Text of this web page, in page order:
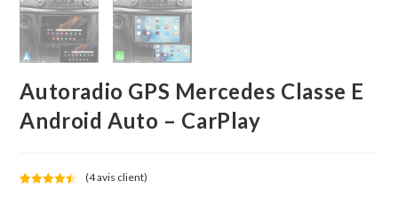
Autoradio GPS Mercedes Classe E
Android Auto – CarPlay
(4avis client)